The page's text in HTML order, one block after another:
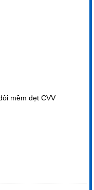
mềm dẹt CVV